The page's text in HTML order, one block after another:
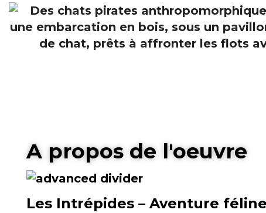
A propos de l'oeuvre
Les Intrépides – Aventure